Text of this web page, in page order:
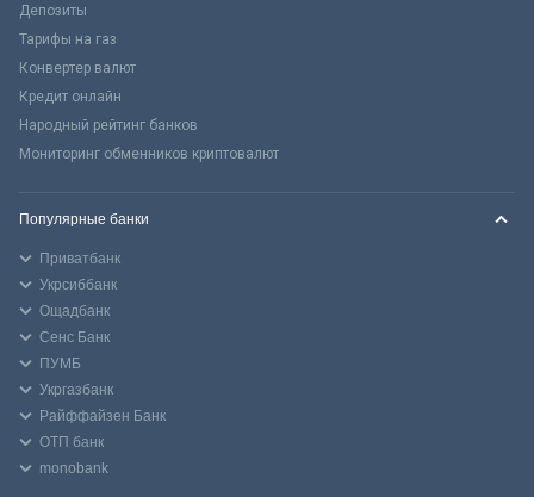
Депозиты
Тарифы на газ
Конвертер валют
Кредит онлайн
Народный рейтинг банков
Мониторинг обменников криптовалют
Популярные банки
Приватбанк
Укрсиббанк
Ощадбанк
Сенс Банк
ПУМБ
Укргазбанк
Райффайзен Банк
ОТП банк
monobank